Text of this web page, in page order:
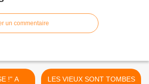
un commentaire
LES VIEUX SONT TOMBES